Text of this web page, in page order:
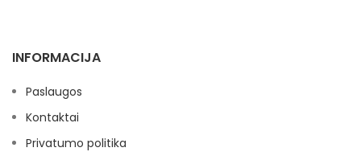
INFORMACIJA
Paslaugos
Kontaktai
Privatumo politika